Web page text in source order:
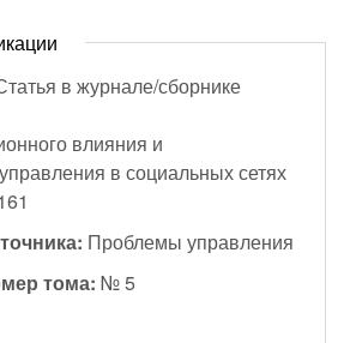
в журнале/сборнике
влияния и
в социальных сетях
Проблемы управления
тома: № 5